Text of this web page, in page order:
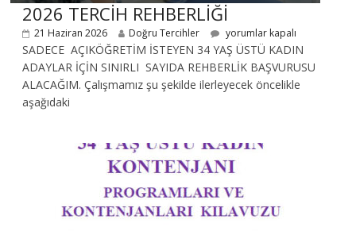
2026 TERCİH REHBERLİĞİ
21 Haziran 2026 Doğru Tercihler yorumlar kapalı
SADECE AÇIKÖĞRETİM İSTEYEN 34 YAŞ ÜSTÜ KADIN
ADAYLAR İÇİN SINIRLI SAYIDA REHBERLİK BAŞVURUSU
ALACAĞIM. Çalışmamız şu şekilde ilerleyecek öncelikle
aşağıdaki